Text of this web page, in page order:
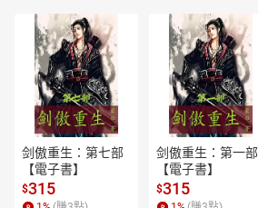
剑傲重生：第七部
【電子書】
$315
剑傲重生：第一部
【電子書】
$315